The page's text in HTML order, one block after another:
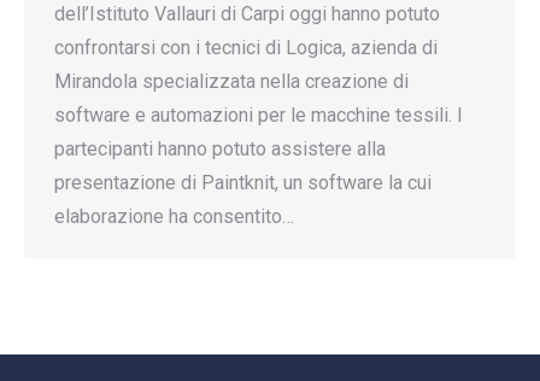
dell’Istituto Vallauri di Carpi oggi hanno potuto
confrontarsi con i tecnici di Logica, azienda di
Mirandola specializzata nella creazione di
software e automazioni per le macchine tessili. I
partecipanti hanno potuto assistere alla
presentazione di Paintknit, un software la cui
elaborazione ha consentito…